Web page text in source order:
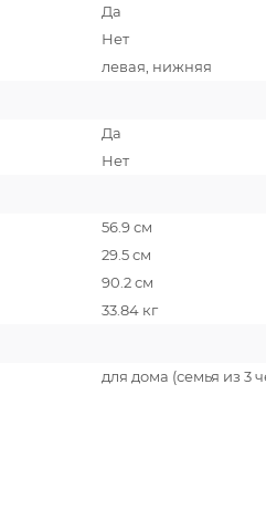
Да
Нет
левая, нижняя
Да
Нет
56.9 см
29.5 см
90.2 см
33.84 кг
для дома (семья из 3